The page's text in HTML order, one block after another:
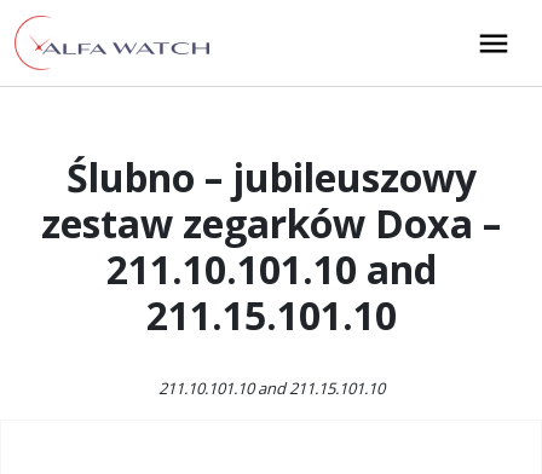
Przejdź do treści
Main Navigation
Ślubno – jubileuszowy
zestaw zegarków Doxa –
211.10.101.10 and
211.15.101.10
211.10.101.10 and 211.15.101.10